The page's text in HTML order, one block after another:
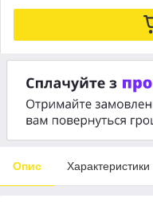
Опис Характеристики